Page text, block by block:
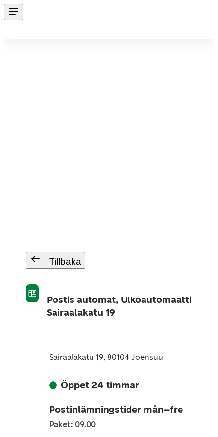
Tillbaka
Postis automat, Ulkoautomaatti
Sairaalakatu 19
Sairaalakatu 19, 80104 Joensuu
Öppet 24 timmar
Postinlämningstider mån–fre
Paket: 09.00